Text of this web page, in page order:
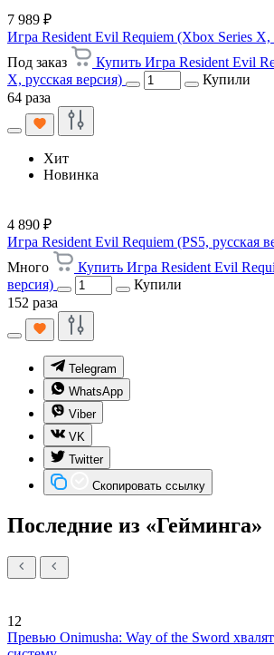
7 989 ₽
Игра Resident Evil Requiem (Xbox Series X,
Под заказ
Купить Игра Resident Evil
X, русская версия)
Купили
64 раза
Хит
Новинка
4 890 ₽
Игра Resident Evil Requiem (PS5, русская
Много
Купить Игра Resident Evil
версия)
Купили
152 раза
Telegram
WhatsApp
Viber
VK
Twitter
Скопировать ссылку
Последние из «Гейминга»
12
Превью Onimusha: Way of the Sword